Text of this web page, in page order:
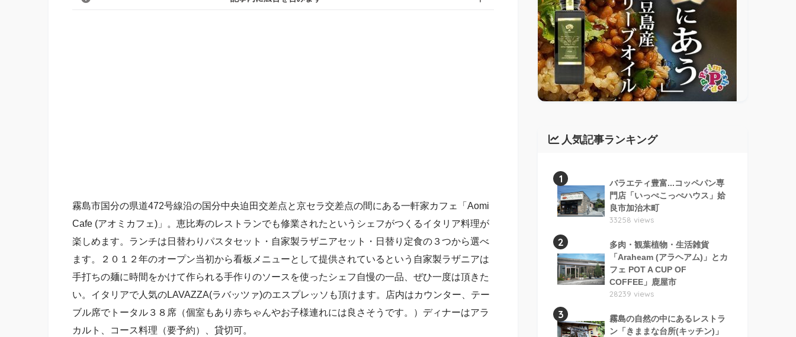
霧島市国分の県道472号線沿の国分中央迫田交差点と京セラ交差点の間にある一軒家カフェ「Aomi
Cafe (アオミカフェ)」。恵比寿のレストランでも修業されたというシェフがつくるイタリア料理が
楽しめます。ランチは日替わりパスタセット・自家製ラザニアセット・日替り定食の３つから選べ
ます。２０１２年のオープン当初から看板メニューとして提供されているという自家製ラザニアは
手打ちの麺に時間をかけて作られる手作りのソースを使ったシェフ自慢の一品、ぜひ一度は頂きた
い。イタリアで人気のLAVAZZA(ラバッツァ)のエスプレッソも頂けます。店内はカウンター、テー
ブル席でトータル３８席（個室もあり赤ちゃんやお子様連れには良さそうです。）ディナーはアラ
カルト、コース料理（要予約）、貸切可。
人気記事ランキング
1
バラエティ豊富...コッペパン専
門店「いっぺこっぺハウス」姶
良市加治木町
33258 views
2
多肉・観葉植物・生活雑貨
「Araheam (アラヘアム)」とカ
フェ POT A CUP OF
COFFEE」鹿屋市
28239 views
3
霧島の自然の中にあるレストラ
ン「きままな台所(キッチン)」